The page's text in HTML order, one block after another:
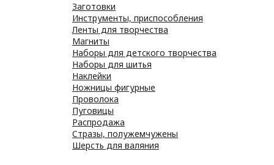
Заготовки
Инструменты, приспособления
Ленты для творчества
Магниты
Наборы для детского творчества
Наборы для шитья
Наклейки
Ножницы фигурные
Проволока
Пуговицы
Распродажа
Стразы, полужемчужены
Шерсть для валяния